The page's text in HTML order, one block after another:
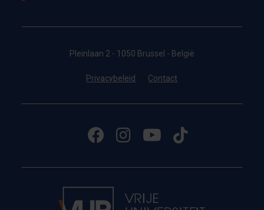
Pleinlaan 2 - 1050 Brussel - België
Privacybeleid Contact